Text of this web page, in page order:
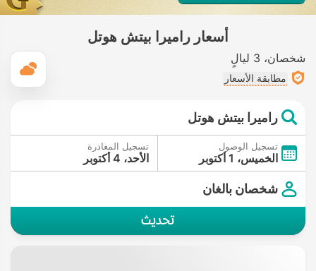
أسعار راميرا بيتش هوتل
شخصان 3 ليالٍ
مطابقة الأسعار
راميرا بيتش هوتل
تسجيل الوصول
الخميس، 1 أكتوبر
تسجيل المغادرة
الأحد، 4 أكتوبر
شخصان بالغان
تحديث